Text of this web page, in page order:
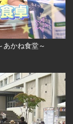
かね食堂～